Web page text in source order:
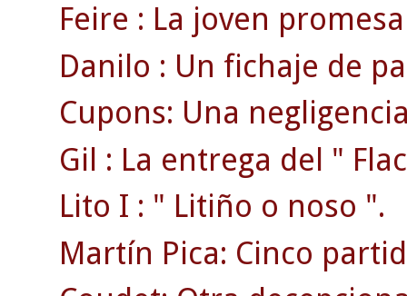
Feire : La joven
Danilo : Un fichaje de
Cupons: Una
Gil : La entrega del "
Lito I : " Litiño o noso ".
Martín Pica: Cinco